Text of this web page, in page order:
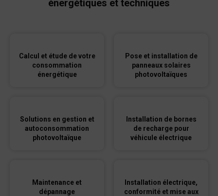
énergétiques et techniques
Calcul et étude de votre
consommation
énergétique
Pose et installation de
panneaux solaires
photovoltaïques
Solutions en gestion et
autoconsommation
photovoltaïque
Installation de bornes
de recharge pour
véhicule électrique
Maintenance et
dépannage
Installation électrique,
conformité et mise aux